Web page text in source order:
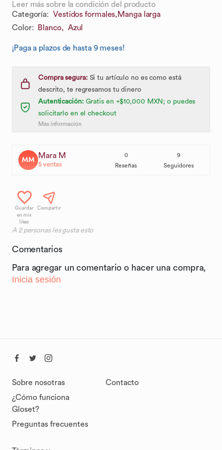
Leer más sobre la condición del producto
Categoría: Vestidos formales, Manga larga
Color: Blanco, Azul
¡Paga a plazos de hasta 9 meses!
Compra segura:Si tu artículo no es como está
descrito, te regresamos tu dinero
Autenticación:Gratis en +$10,000 MXN; o puedes
solicitarlo en el checkout
Más información
MM Mara M
5ventas
0
Reseñas
9
Seguidores
Guardar
en mis
likes
Compartir
A 2personas les gusta esto
Comentarios
Para agregar un comentario o hacer una compra,
Inicia sesión
Sobre nosotras
¿Cómo funciona
Gloset?
Preguntas frecuentes
Contacto